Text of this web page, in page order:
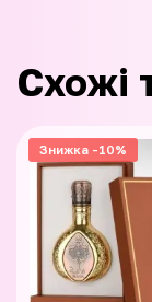
Схожі
Знижка -10%